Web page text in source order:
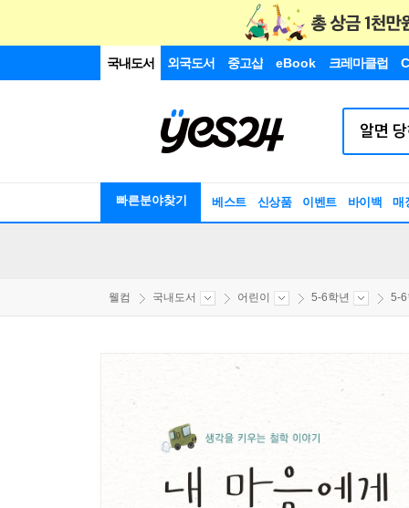
국내도서 외국도서 중고샵 eBook 크레마클럽
빠른분야찾기 베스트 신상품 이벤트 바이백 매
웰컴 국내도서 어린이 5-6학년 5-6